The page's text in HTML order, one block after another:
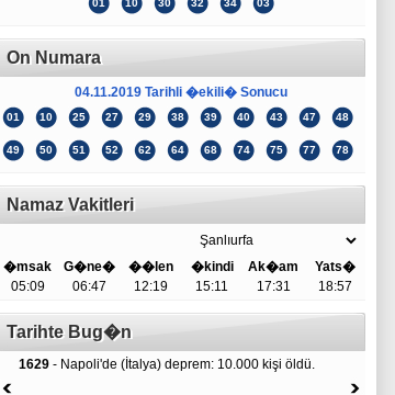
01 10 30 32 34 03
On Numara
04.11.2019 Tarihli �ekili� Sonucu
01 10 25 27 29 38 39 40 43 47 48
49 50 51 52 62 64 68 74 75 77 78
Namaz Vakitleri
�msak
05:09
G�ne�
06:47
��len
12:19
�kindi
15:11
Ak�am
17:31
Yats�
18:57
Tarihte Bug�n
1629 - Napoli'de (İtalya) deprem: 10.000 kişi öldü.